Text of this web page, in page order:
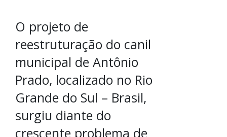
O projeto de
reestruturação do canil
municipal de Antônio
Prado, localizado no Rio
Grande do Sul – Brasil,
surgiu diante do
crescente problema de